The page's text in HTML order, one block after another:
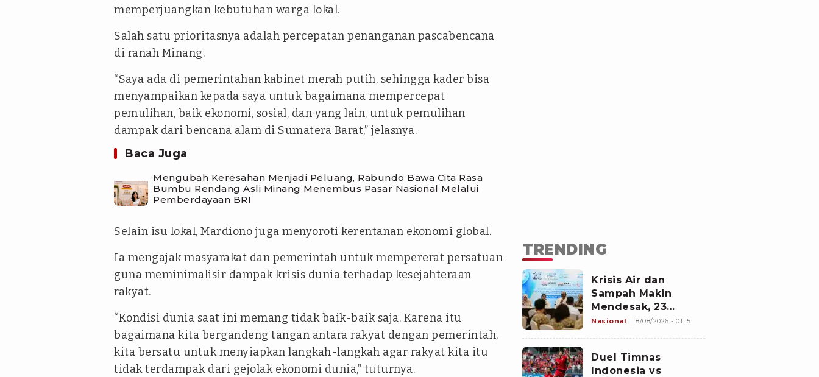
memperjuangkan kebutuhan warga lokal.
Salah satu prioritasnya adalah percepatan penanganan pascabencana
di ranah Minang.
“Saya ada di pemerintahan kabinet merah putih, sehingga kader bisa
menyampaikan kepada saya untuk bagaimana mempercepat
pemulihan, baik ekonomi, sosial, dan yang lain, untuk pemulihan
dampak dari bencana alam di Sumatera Barat,” jelasnya.
Baca Juga
Mengubah Keresahan Menjadi Peluang, Rabundo Bawa Cita Rasa
Bumbu Rendang Asli Minang Menembus Pasar Nasional Melalui
Pemberdayaan BRI
Selain isu lokal, Mardiono juga menyoroti kerentanan ekonomi global.
Ia mengajak masyarakat dan pemerintah untuk mempererat persatuan
guna meminimalisir dampak krisis dunia terhadap kesejahteraan
rakyat.
“Kondisi dunia saat ini memang tidak baik-baik saja. Karena itu
bagaimana kita bergandeng tangan antara rakyat dengan pemerintah,
kita bersatu untuk menyiapkan langkah-langkah agar rakyat kita itu
tidak terdampak dari gejolak ekonomi dunia,” tuturnya.
TRENDING
Krisis Air dan
Sampah Makin
Mendesak, 23
Negara Berkumpul
Nasional 8/08/2026 - 01:15
Duel Timnas
Indonesia vs